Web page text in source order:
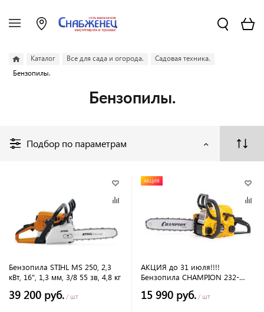
Каталог Все для сада и огорода.
Садовая техника.
Бензопилы.
Бензопилы.
Подбор по параметрам
Бензопила STIHL MS 250, 2,3
кВт, 16", 1,3 мм, 3/8 55 зв, 4,8 кг
39 200 руб. / шт
АКЦИЯ
АКЦИЯ до 31 июля!!!!
Бензопила CHAMPION 232-
3,9кг)
15 990 руб. / шт